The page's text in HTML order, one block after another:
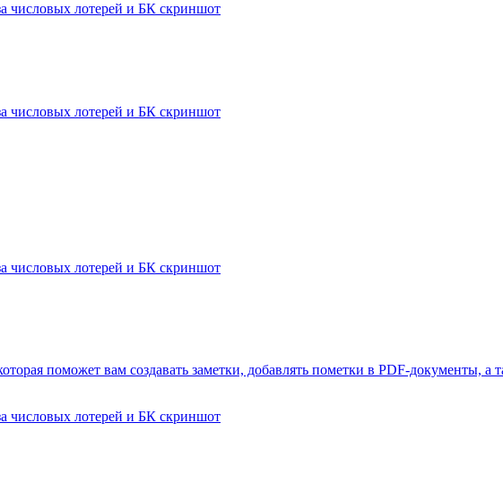
поможет вам создавать заметки, добавлять пометки в PDF-документы,